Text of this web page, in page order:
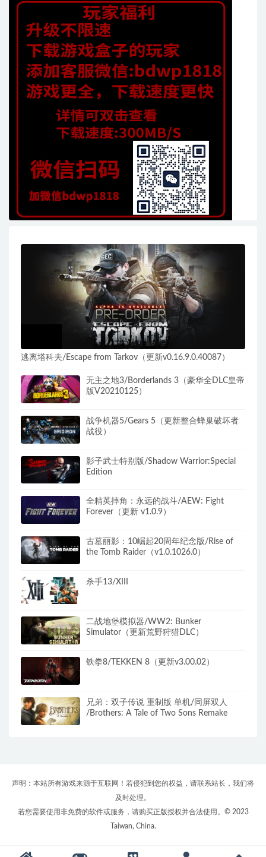
逃离塔科夫/Escape from Tarkov（更新v0.16.9.0.40087）
无主之地3/Borderlands 3（豪华全DLC皇帝
版V20210125）
战争机器5/Gears 5（更新整合蜂巢破坏者
战役）
影子武士特别版/Shadow Warrior:Special
Edition
全精英摔角：永远的战斗/AEW: Fight
Forever（更新 v1.0.9）
古墓丽影：10崛起20周年纪念版/Rise of
the Tomb Raider（v1.0.1026.0）
杀手13/XIII
二战地堡模拟器/WW2: Bunker
Simulator（更新荒野狩猎DLC）
铁拳8/TEKKEN 8（更新v3.00.02）
兄弟：双子传说 重制版 单机/同屏双人
/Brothers: A Tale of Two Sons Remake
声明：本站所有游戏来源于互联网！若侵犯到您的权益，请联系站长，我们将
及时处理。
若您需要使用非免费的软件或服务，请购买正版授权并合法使用。© 2023
Taiwan, China.